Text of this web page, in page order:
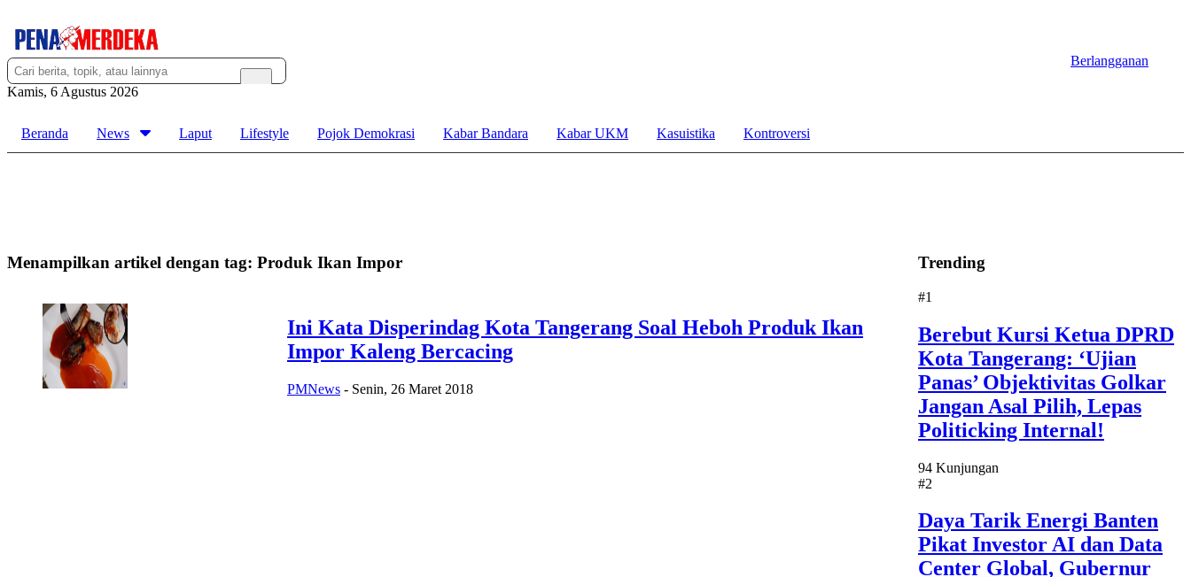
Kamis, 6 Agustus 2026
Berlangganan
Beranda News Laput Lifestyle Pojok Demokrasi Kabar Bandara Kabar UKM Kasuistika Kontroversi
Menampilkan artikel dengan tag: Produk Ikan Impor
Ini Kata Disperindag Kota Tangerang Soal Heboh Produk Ikan
Impor Kaleng Bercacing
PMNews - Senin, 26 Maret 2018
Trending
#1
Berebut Kursi Ketua DPRD
Kota Tangerang: ‘Ujian
Panas’ Objektivitas Golkar
Jangan Asal Pilih, Lepas
Politicking Internal!
94 Kunjungan
#2
Daya Tarik Energi Banten
Pikat Investor AI dan Data
Center Global, Gubernur